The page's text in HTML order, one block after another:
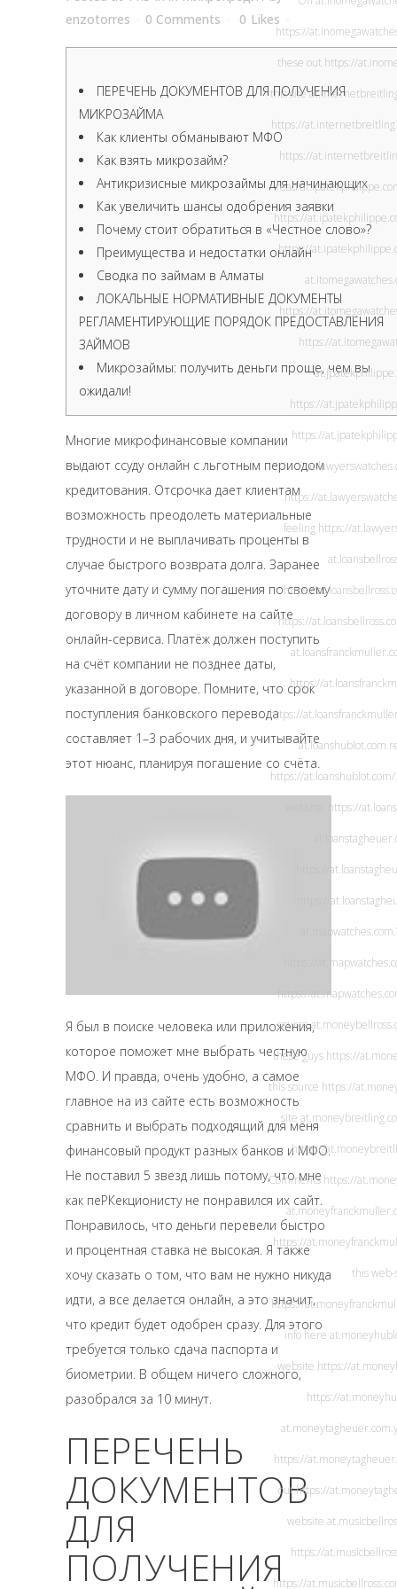
enzotorres
0 Comments 0 Likes
ПЕРЕЧЕНЬ ДОКУМЕНТОВ ДЛЯ ПОЛУЧЕНИЯ
МИКРОЗАЙМА
Как клиенты обманывают МФО
Как взять микрозайм?
Антикризисные микрозаймы для начинающих
Как увеличить шансы одобрения заявки
Почему стоит обратиться в «Честное слово»?
Преимущества и недостатки онлайн
Сводка по займам в Алматы
ЛОКАЛЬНЫЕ НОРМАТИВНЫЕ ДОКУМЕНТЫ
РЕГЛАМЕНТИРУЮЩИЕ ПОРЯДОК ПРЕДОСТАВЛЕНИЯ
ЗАЙМОВ
Микрозаймы: получить деньги проще, чем вы
ожидали!
Многие микрофинансовые компании
выдают ссуду онлайн с льготным периодом
кредитования. Отсрочка дает клиентам
возможность преодолеть материальные
трудности и не выплачивать проценты в
случае быстрого возврата долга. Заранее
уточните дату и сумму погашения по своему
договору в личном кабинете на сайте
онлайн-сервиса. Платёж должен поступить
на счёт компании не позднее даты,
указанной в договоре. Помните, что срок
поступления банковского перевода
составляет 1–3 рабочих дня, и учитывайте
этот нюанс, планируя погашение со счёта.
Я был в поиске человека или приложения,
которое поможет мне выбрать честную
МФО. И правда, очень удобно, а самое
главное на из сайте есть возможность
сравнить и выбрать подходящий для меня
финансовый продукт разных банков и МФО.
Не поставил 5 звезд лишь потому, что мне
как пеРКекционисту не понравился их сайт.
Понравилось, что деньги перевели быстро
и процентная ставка не высокая. Я также
хочу сказать о том, что вам не нужно никуда
идти, а все делается онлайн, а это значит,
что кредит будет одобрен сразу. Для этого
требуется только сдача паспорта и
биометрии. В общем ничего сложного,
разобрался за 10 минут.
ПЕРЕЧЕНЬ
ДОКУМЕНТОВ
ДЛЯ
ПОЛУЧЕНИЯ
https://
these out https://
this site
https://
https://
read
https://
https://
https://
https://
https://
https://
https://
feeling https://
https://
https://
https://
https://
at.loanshublot.com
https://at.loanshublot.com/
https://
https://
https://
at.mapwatches.com
https://
https://
source
these guys https://
this source https://
site
https://
Comments https://
https://
this
https://
info here
website https://
https://
at.moneytagheuer.com
https://
outhttps://
website
https://
https://